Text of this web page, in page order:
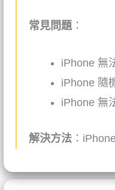
常見問題：
iPhone 無
iPhone 隨
iPhone 無
解決方法 ：